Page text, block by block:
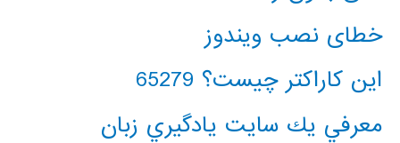
خطای نصب ویندوز
این کاراکتر چیست؟ 65279
معرفي يك سايت يادگيري زبان